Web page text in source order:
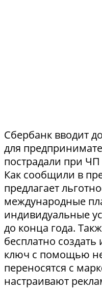
Сбербанк вводит
для
пострадали при
Как сообщили в
предлагает
международные
индивидуальные
до конца года.
бесплатно
ключ с помощью
переносятся с
настраивают